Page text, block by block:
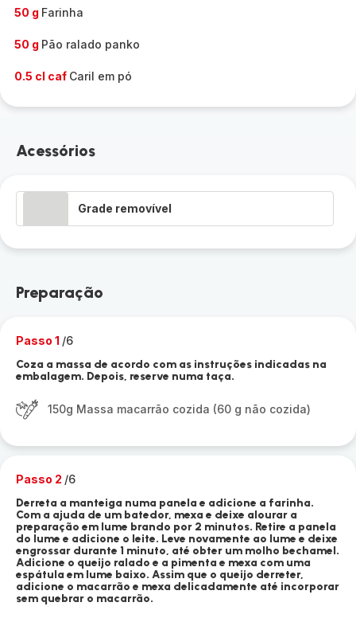
50 g Farinha
50 g Pão ralado panko
0.5 cl caf Caril em pó
Acessórios
Grade removível
Preparação
Passo 1 /6
Coza a massa de acordo com as instruções indicadas na
embalagem. Depois, reserve numa taça.
150g Massa macarrão cozida (60 g não cozida)
Passo 2 /6
Derreta a manteiga numa panela e adicione a farinha.
Com a ajuda de um batedor, mexa e deixe alourar a
preparação em lume brando por 2 minutos. Retire a panela
do lume e adicione o leite. Leve novamente ao lume e deixe
engrossar durante 1 minuto, até obter um molho bechamel.
Adicione o queijo ralado e a pimenta e mexa com uma
espátula em lume baixo. Assim que o queijo derreter,
adicione o macarrão e mexa delicadamente até incorporar
sem quebrar o macarrão.